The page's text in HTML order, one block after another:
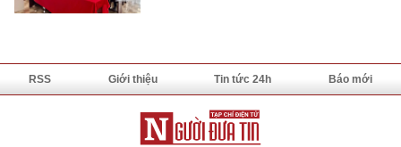
RSS Giới thiệu Tin tức 24h Báo mới